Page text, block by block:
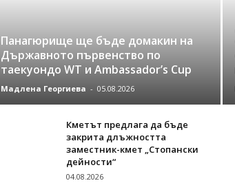
Панагюрище ще бъде домакин на
Държавното първенство по
таекуондо WT и Ambassador’s Cup
Мадлена Георгиева - 05.08.2026
Кметът предлага да бъде
закрита длъжността
заместник-кмет „Стопански
дейности“
04.08.2026